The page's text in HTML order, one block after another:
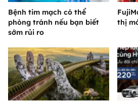
Bệnh tim mạch có thể
phòng tránh nếu bạn biết
sớm rủi ro
thị